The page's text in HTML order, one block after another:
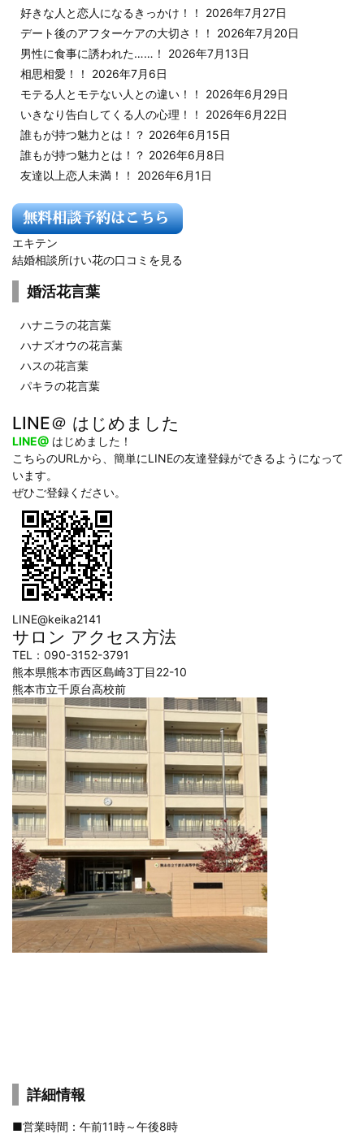
好きな人と恋人になるきっかけ！！
2026年7月27日
デート後のアフターケアの大切さ！！
2026年7月20日
男性に食事に誘われた……！
2026年7月13日
相思相愛！！
2026年7月6日
モテる人とモテない人との違い！！
2026年6月29日
いきなり告白してくる人の心理！！
2026年6月22日
誰もが持つ魅力とは！？ 2026年6月15日
誰もが持つ魅力とは！？ 2026年6月8日
友達以上恋人未満！！
2026年6月1日
エキテン
結婚相談所けい花の口コミを見る
婚活花言葉
ハナニラの花言葉
ハナズオウの花言葉
ハスの花言葉
パキラの花言葉
LINE＠ はじめました
LINE@ はじめました！
こちらのURLから、簡単にLINEの友達登録ができるようになって
います。
ぜひご登録ください。
LINE@keika2141
サロン アクセス方法
TEL：090-3152-3791
熊本県熊本市西区島崎3丁目22-10
熊本市立千原台高校前
詳細情報
■営業時間：午前11時～午後8時